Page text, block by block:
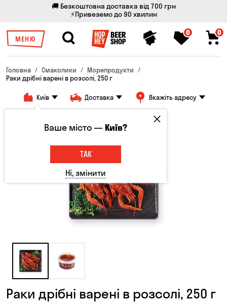
🚚 Безкоштовна доставка від 700 грн
⚡Привеземо до 90 хвилин
МЕНЮ
0 0
Головна Смаколики
Морепродукти
Раки дрібні варені в розсолі, 250 г
Київ Доставка Вкажіть адресу
Раки дрібні варені в розсолі, 250 г
Ваше місто —Київ?
ТАК
Ні, змінити